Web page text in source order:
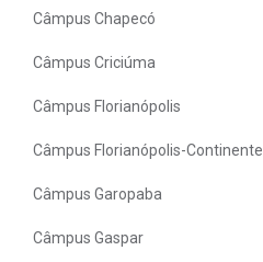
Câmpus Chapecó
Câmpus Criciúma
Câmpus Florianópolis
Câmpus Florianópolis-Continente
Câmpus Garopaba
Câmpus Gaspar